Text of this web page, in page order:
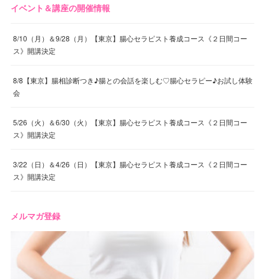
イベント＆講座の開催情報
8/10（月）＆9/28（月）【東京】腸心セラピスト養成コース《２日間コー
ス》開講決定
8/8【東京】腸相診断つき♪腸との会話を楽しむ♡腸心セラピー♪お試し体験
会
5/26（火）＆6/30（火）【東京】腸心セラピスト養成コース《２日間コー
ス》開講決定
3/22（日）＆4/26（日）【東京】腸心セラピスト養成コース《２日間コー
ス》開講決定
メルマガ登録